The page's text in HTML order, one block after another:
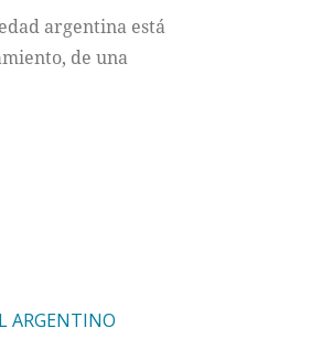
argentina está
de una
ARGENTINO